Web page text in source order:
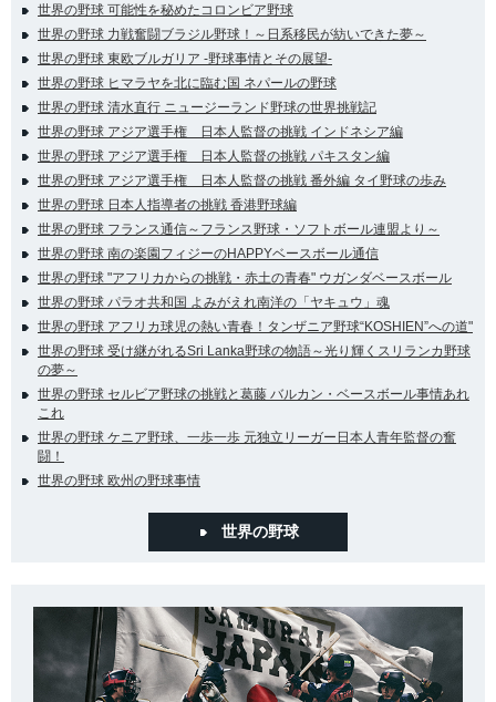
世界の野球 可能性を秘めたコロンビア野球
世界の野球 力戦奮闘ブラジル野球！～日系移民が紡いできた夢～
世界の野球 東欧ブルガリア -野球事情とその展望-
世界の野球 ヒマラヤを北に臨む国 ネパールの野球
世界の野球 清水直行 ニュージーランド野球の世界挑戦記
世界の野球 アジア選手権 日本人監督の挑戦 インドネシア編
世界の野球 アジア選手権 日本人監督の挑戦 パキスタン編
世界の野球 アジア選手権 日本人監督の挑戦 番外編 タイ野球の歩み
世界の野球 日本人指導者の挑戦 香港野球編
世界の野球 フランス通信～フランス野球・ソフトボール連盟より～
世界の野球 南の楽園フィジーのHAPPYベースボール通信
世界の野球 "アフリカからの挑戦・赤土の青春" ウガンダベースボール
世界の野球 パラオ共和国 よみがえれ南洋の「ヤキュウ」魂
世界の野球 アフリカ球児の熱い青春！タンザニア野球“KOSHIEN”への道"
世界の野球 受け継がれるSri Lanka野球の物語～光り輝くスリランカ野球
の夢～
世界の野球 セルビア野球の挑戦と葛藤 バルカン・ベースボール事情あれ
これ
世界の野球 ケニア野球、一歩一歩 元独立リーガー日本人青年監督の奮
闘！
世界の野球 欧州の野球事情
世界の野球